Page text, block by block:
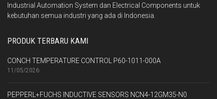
Industrial Automation System dan Electrical Components untuk
kebutuhan semua industri yang ada di Indonesia.
PRODUK TERBARU KAMI
CONCH TEMPERATURE CONTROL P60-1011-000A
11/05/2026
PEPPERL+FUCHS INDUCTIVE SENSORS NCN4-12GM35-N0